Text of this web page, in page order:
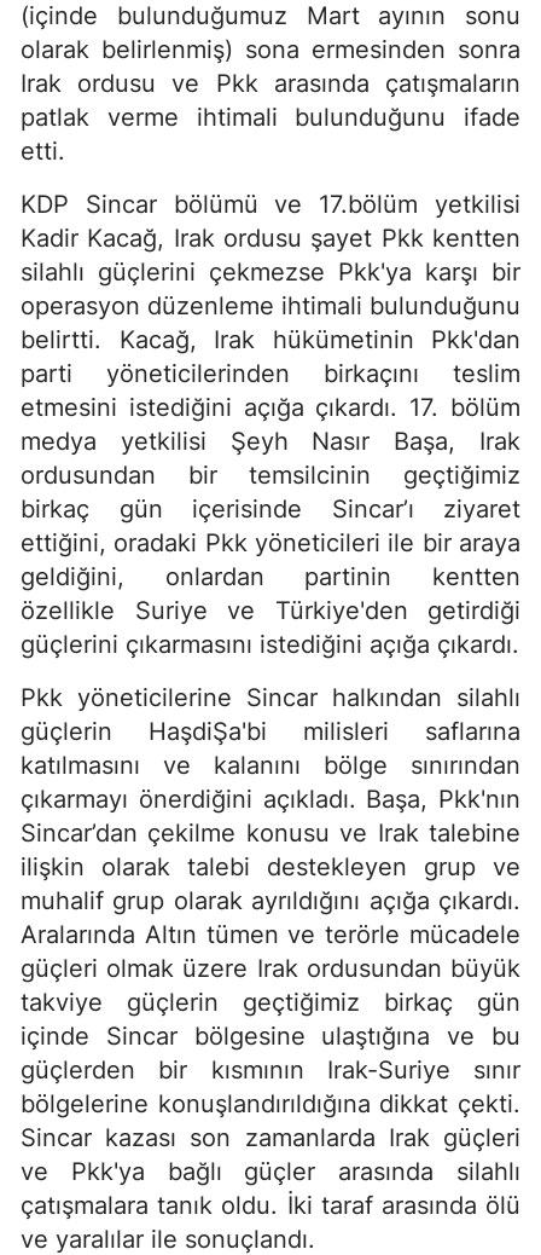
(içinde bulunduğumuz Mart ayının sonu
olarak belirlenmiş) sona ermesinden sonra
Irak ordusu ve Pkk arasında çatışmaların
patlak verme ihtimali bulunduğunu ifade
etti.
KDP Sincar bölümü ve 17.bölüm yetkilisi
Kadir Kacağ, Irak ordusu şayet Pkk kentten
silahlı güçlerini çekmezse Pkk'ya karşı bir
operasyon düzenleme ihtimali bulunduğunu
belirtti. Kacağ, Irak hükümetinin Pkk'dan
parti yöneticilerinden birkaçını teslim
etmesini istediğini açığa çıkardı. 17. bölüm
medya yetkilisi Şeyh Nasır Başa, Irak
ordusundan bir temsilcinin geçtiğimiz
birkaç gün içerisinde Sincar’ı ziyaret
ettiğini, oradaki Pkk yöneticileri ile bir araya
geldiğini, onlardan partinin kentten
özellikle Suriye ve Türkiye'den getirdiği
güçlerini çıkarmasını istediğini açığa çıkardı.
Pkk yöneticilerine Sincar halkından silahlı
güçlerin HaşdiŞa'bi milisleri saflarına
katılmasını ve kalanını bölge sınırından
çıkarmayı önerdiğini açıkladı. Başa, Pkk'nın
Sincar’dan çekilme konusu ve Irak talebine
ilişkin olarak talebi destekleyen grup ve
muhalif grup olarak ayrıldığını açığa çıkardı.
Aralarında Altın tümen ve terörle mücadele
güçleri olmak üzere Irak ordusundan büyük
takviye güçlerin geçtiğimiz birkaç gün
içinde Sincar bölgesine ulaştığına ve bu
güçlerden bir kısmının Irak-Suriye sınır
bölgelerine konuşlandırıldığına dikkat çekti.
Sincar kazası son zamanlarda Irak güçleri
ve Pkk'ya bağlı güçler arasında silahlı
çatışmalara tanık oldu. İki taraf arasında ölü
ve yaralılar ile sonuçlandı.